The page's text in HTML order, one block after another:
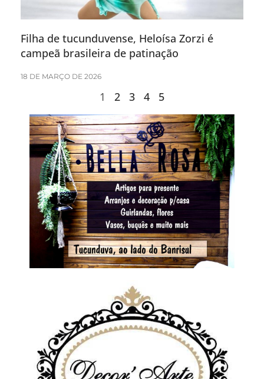
Filha de tucunduvense, Heloísa Zorzi é
campeã brasileira de patinação
18 DE MARÇO DE 2026
1 2 3 4 5